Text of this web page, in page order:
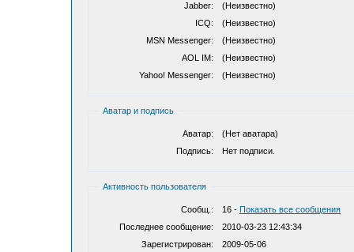
Jabber:
(Неизвестно)
ICQ:
(Неизвестно)
MSN Messenger:
(Неизвестно)
AOL IM:
(Неизвестно)
Yahoo! Messenger:
(Неизвестно)
Аватар и подпись
Аватар:
(Нет аватара)
Подпись:
Нет подписи.
Активность пользователя
Сообщ.: 16 - Показать все сообщения
Последнее сообщение:
2010-03-23 12:43:34
Зарегистрирован:
2009-05-06